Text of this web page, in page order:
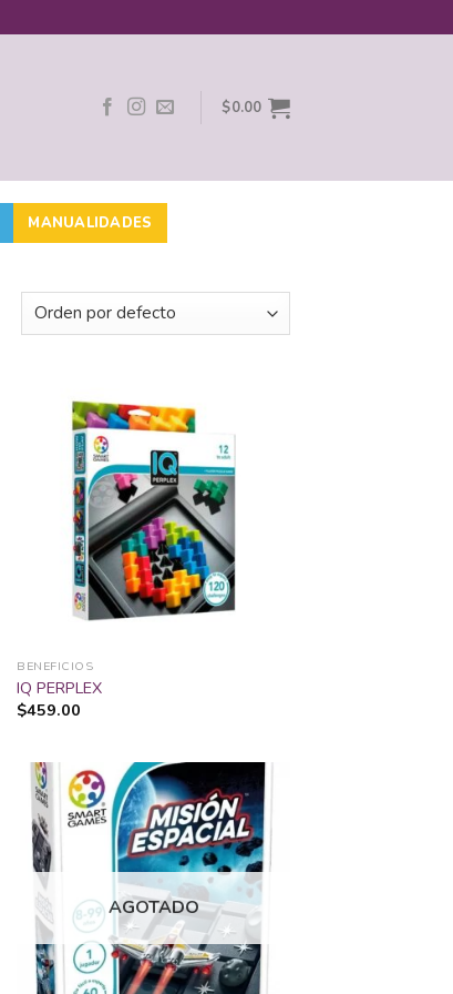
$0.00
MANUALIDADES
Añadir
BENEFICIOS
IQ PERPLEX
$459.00
Añadir
a la
lista
de
deseos
AGOTADO